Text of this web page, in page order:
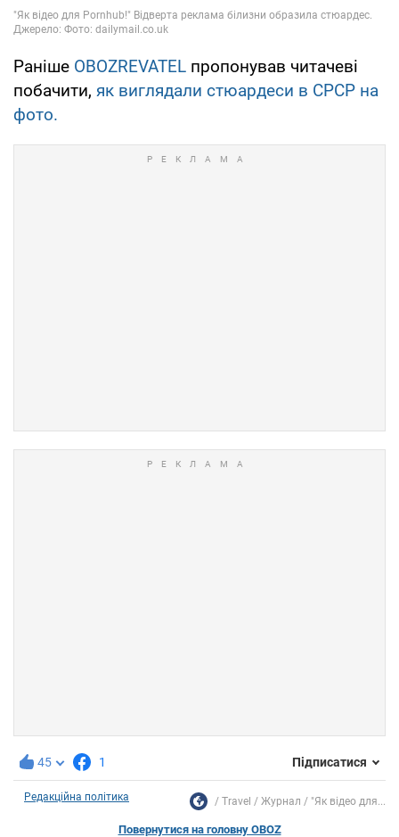
Раніше OBOZREVATEL пропонував читачеві
побачити, як виглядали стюардеси в СРСР на
фото.
45 1 Підписатися
Редакційна політика Travel Журнал "Як відео для...
Повернутися на головну OBOZ